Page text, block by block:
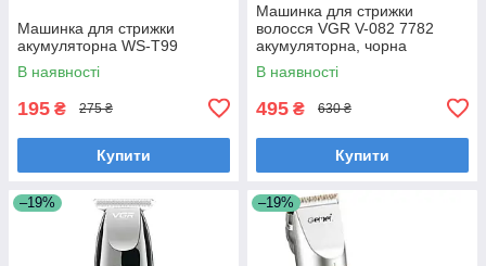
Машинка для стрижки
акумуляторна WS-T99
В наявності
195 ₴ 275 ₴
Купити
Машинка для стрижки
волосся VGR V-082 7782
акумуляторна, чорна
В наявності
495 ₴ 630 ₴
Купити
–19% –19%